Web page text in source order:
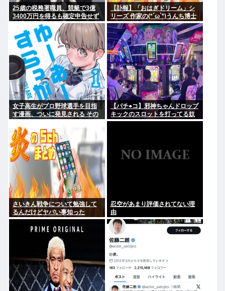
25歳の税務署職員、競艇で3億
3400万円を得るも確定申告せず
逮捕。その他の余罪も
【訃報】「おはぎドリーム」シ
リーズ 作家の(*´ω`*)うんち博士
さん死去 64歳
女子高生がプロ野球選手を目指
す漫画、ついに発見される その
【パチ●コ】邪神ちゃんドロップ
キックのスロットを打ってる奴
がヤバすぎてワロタ
さいきん戦争について勉強して
るんだけどヤバい事知った
忍空があまり評価されてない理
由